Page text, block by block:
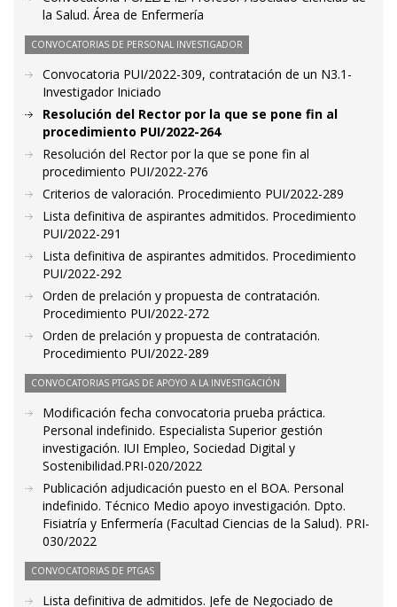
la Salud. Área de Enfermería
CONVOCATORIAS DE PERSONAL INVESTIGADOR
Convocatoria PUI/2022-309, contratación de un N3.1-
Investigador Iniciado
Resolución del Rector por la que se pone fin al
procedimiento PUI/2022-264
Resolución del Rector por la que se pone fin al
procedimiento PUI/2022-276
Criterios de valoración. Procedimiento PUI/2022-289
Lista definitiva de aspirantes admitidos. Procedimiento
PUI/2022-291
Lista definitiva de aspirantes admitidos. Procedimiento
PUI/2022-292
Orden de prelación y propuesta de contratación.
Procedimiento PUI/2022-272
Orden de prelación y propuesta de contratación.
Procedimiento PUI/2022-289
CONVOCATORIAS PTGAS DE APOYO A LA INVESTIGACIÓN
Modificación fecha convocatoria prueba práctica.
Personal indefinido. Especialista Superior gestión
investigación. IUI Empleo, Sociedad Digital y
Sostenibilidad.PRI-020/2022
Publicación adjudicación puesto en el BOA. Personal
indefinido. Técnico Medio apoyo investigación. Dpto.
Fisiatría y Enfermería (Facultad Ciencias de la Salud). PRI-
030/2022
CONVOCATORIAS DE PTGAS
Lista definitiva de admitidos. Jefe de Negociado de